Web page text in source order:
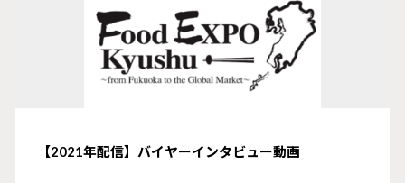
【2021年配信】バイヤーインタビュー動画